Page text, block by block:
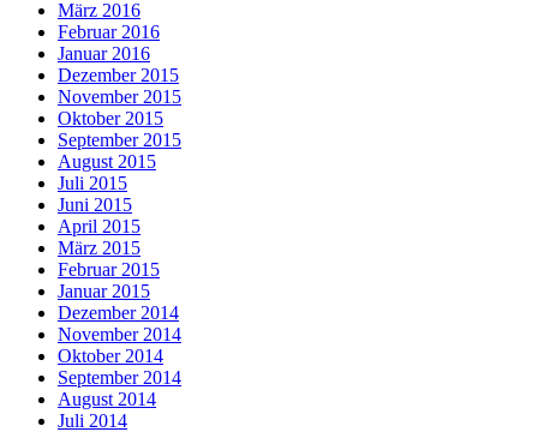
März 2016
Februar 2016
Januar 2016
Dezember 2015
November 2015
Oktober 2015
September 2015
August 2015
Juli 2015
Juni 2015
April 2015
März 2015
Februar 2015
Januar 2015
Dezember 2014
November 2014
Oktober 2014
September 2014
August 2014
Juli 2014